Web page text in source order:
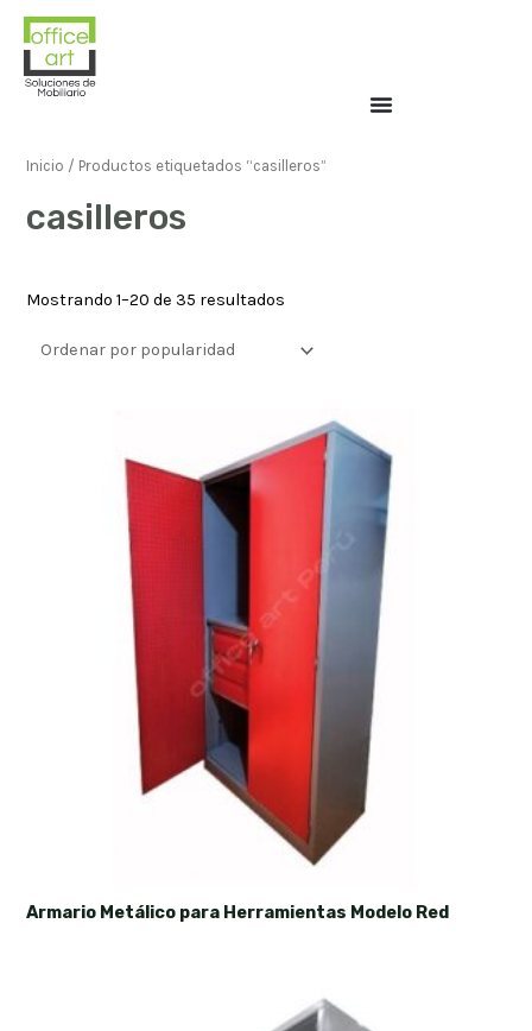
Inicio / Productos etiquetados “casilleros”
casilleros
Mostrando 1–20 de 35 resultados
Armario Metálico para Herramientas Modelo Red